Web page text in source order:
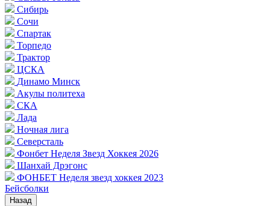
Сибирь
Сочи
Спартак
Торпедо
Трактор
ЦСКА
Динамо Минск
Акулы политеха
СКА
Лада
Ночная лига
Северсталь
Фонбет Неделя Звезд Хоккея 2026
Шанхай Дрэгонс
ФОНБЕТ Неделя звезд хоккея 2023
Бейсболки
Назад